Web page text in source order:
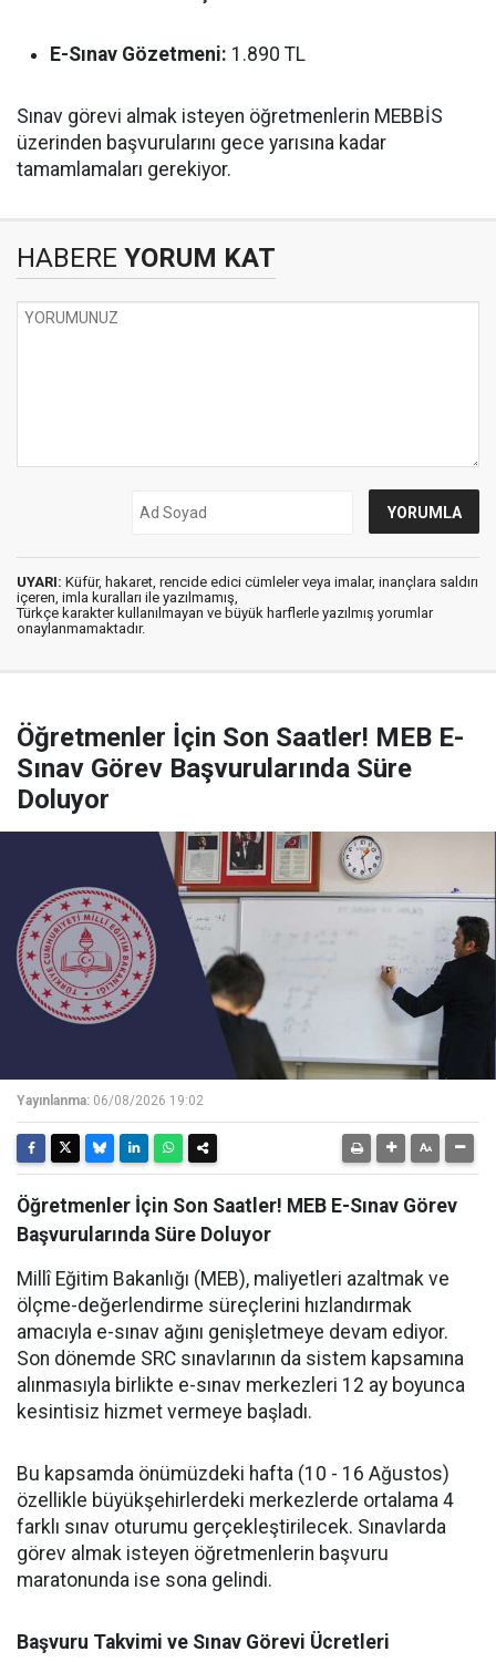
E-Sınav Gözetmeni: 1.890 TL
Sınav görevi almak isteyen öğretmenlerin MEBBİS
üzerinden başvurularını gece yarısına kadar
tamamlamaları gerekiyor.
HABERE YORUM KAT
UYARI: Küfür, hakaret, rencide edici cümleler veya imalar, inançlara saldırı
içeren, imla kuralları ile yazılmamış,
Türkçe karakter kullanılmayan ve büyük harflerle yazılmış yorumlar
onaylanmamaktadır.
Öğretmenler İçin Son Saatler! MEB E-
Sınav Görev Başvurularında Süre
Doluyor
Yayınlanma: 06/08/2026 19:02
Öğretmenler İçin Son Saatler! MEB E-Sınav Görev
Başvurularında Süre Doluyor
Millî Eğitim Bakanlığı (MEB), maliyetleri azaltmak ve
ölçme-değerlendirme süreçlerini hızlandırmak
amacıyla e-sınav ağını genişletmeye devam ediyor.
Son dönemde SRC sınavlarının da sistem kapsamına
alınmasıyla birlikte e-sınav merkezleri 12 ay boyunca
kesintisiz hizmet vermeye başladı.
Bu kapsamda önümüzdeki hafta (10 - 16 Ağustos)
özellikle büyükşehirlerdeki merkezlerde ortalama 4
farklı sınav oturumu gerçekleştirilecek. Sınavlarda
görev almak isteyen öğretmenlerin başvuru
maratonunda ise sona gelindi.
Başvuru Takvimi ve Sınav Görevi Ücretleri